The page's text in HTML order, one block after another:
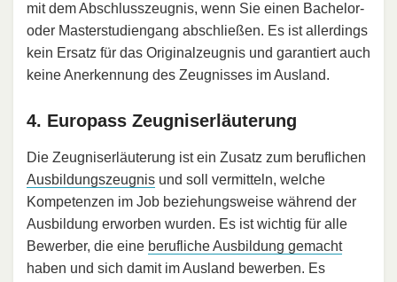
mit dem Abschlusszeugnis, wenn Sie einen Bachelor-
oder Masterstudiengang abschließen. Es ist allerdings
kein Ersatz für das Originalzeugnis und garantiert auch
keine Anerkennung des Zeugnisses im Ausland.
4. Europass Zeugniserläuterung
Die Zeugniserläuterung ist ein Zusatz zum beruflichen
Ausbildungszeugnis und soll vermitteln, welche
Kompetenzen im Job beziehungsweise während der
Ausbildung erworben wurden. Es ist wichtig für alle
Bewerber, die eine berufliche Ausbildung gemacht
haben und sich damit im Ausland bewerben. Es